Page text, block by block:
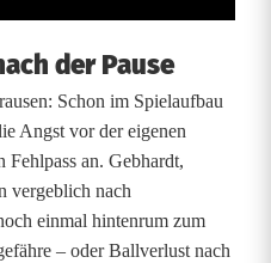
der Pause
Schon im Spielaufbau
Angst vor der eigenen
Fehlpass an. Gebhardt,
vergeblich nach
einmal hintenrum zum
– oder Ballverlust nach